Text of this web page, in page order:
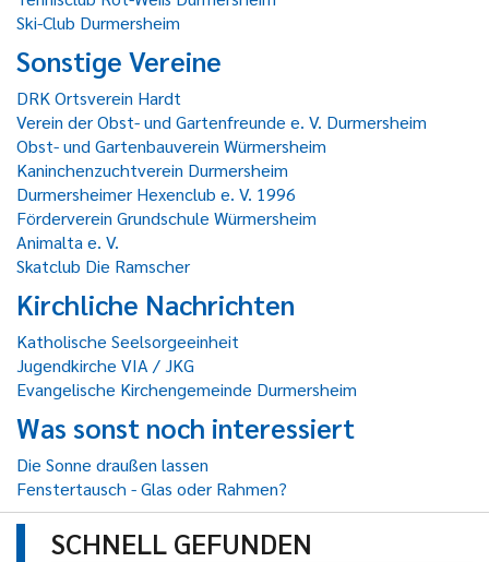
Ski-Club Durmersheim
Sonstige Vereine
DRK Ortsverein Hardt
Verein der Obst- und Gartenfreunde e. V. Durmersheim
Obst- und Gartenbauverein Würmersheim
Kaninchenzuchtverein Durmersheim
Durmersheimer Hexenclub e. V. 1996
Förderverein Grundschule Würmersheim
Animalta e. V.
Skatclub Die Ramscher
Kirchliche Nachrichten
Katholische Seelsorgeeinheit
Jugendkirche VIA / JKG
Evangelische Kirchengemeinde Durmersheim
Was sonst noch interessiert
Die Sonne draußen lassen
Fenstertausch - Glas oder Rahmen?
SCHNELL GEFUNDEN